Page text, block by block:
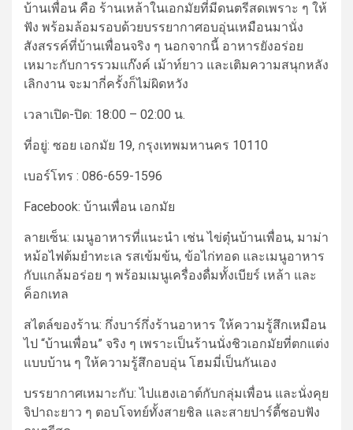
บ้านเพื่อน คือ ร้านเหล้าในเอกมัยที่มีดนตรีสดเพราะ ๆ ให้
ฟัง พร้อมล้อมรอบด้วยบรรยากาศอบอุ่นเหมือนมานั่ง
สังสรรค์ที่บ้านเพื่อนจริง ๆ นอกจากนี้ อาหารยังอร่อย
เหมาะกับการรวมแก๊งค์ เม้าท์ยาว และเติมความสนุกหลัง
เลิกงาน จะมากี่ครั้งก็ไม่ผิดหวัง
เวลาเปิด-ปิด: 18:00 – 02:00 น.
ที่อยู่: ซอย เอกมัย 19, กรุงเทพมหานคร 10110
เบอร์โทร : 086-659-1596
Facebook: บ้านเพื่อน เอกมัย
ลายเซ็น: เมนูอาหารที่แนะนำ เช่น ไข่ตุ๋นบ้านเพื่อน, มาม่า
หม้อไฟต้มยำทะเล รสเข้มข้น, ข้อไก่ทอด และเมนูอาหาร
กับแกล้มอร่อย ๆ พร้อมเมนูเครื่องดื่มทั้งเบียร์ เหล้า และ
ค็อกเทล
สไตล์ของร้าน: กึ่งบาร์กึ่งร้านอาหาร ให้ความรู้สึกเหมือน
ไป “บ้านเพื่อน” จริง ๆ เพราะเป็นร้านนั่งชิวเอกมัยที่ตกแต่ง
แบบบ้าน ๆ ให้ความรู้สึกอบอุ่น โฮมมี่เป็นกันเอง
บรรยากาศเหมาะกับ:ไปแฮงเอาต์กับกลุ่มเพื่อน และนั่งคุย
จิปาถะยาว ๆ ตอบโจทย์ทั้งสายชิล และสายปาร์ตี้ชอบฟัง